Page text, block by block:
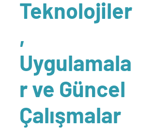
Teknolojiler
,
Uygulamala
r ve Güncel
Çalışmalar